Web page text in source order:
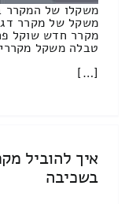
משקלו של המקרר
משקל של מקרר
מקרר חדש שוקל
טבלה משקל
[…]
איך להוביל
בשכיבה